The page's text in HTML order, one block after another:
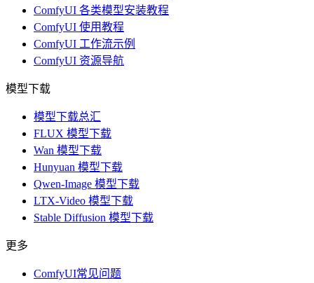
ComfyUI 各类模型安装教程
ComfyUI 使用教程
ComfyUI 工作流示例
ComfyUI 资源导航
模型下载
模型下载总汇
FLUX 模型下载
Wan 模型下载
Hunyuan 模型下载
Qwen-Image 模型下载
LTX-Video 模型下载
Stable Diffusion 模型下载
更多
ComfyUI常见问题